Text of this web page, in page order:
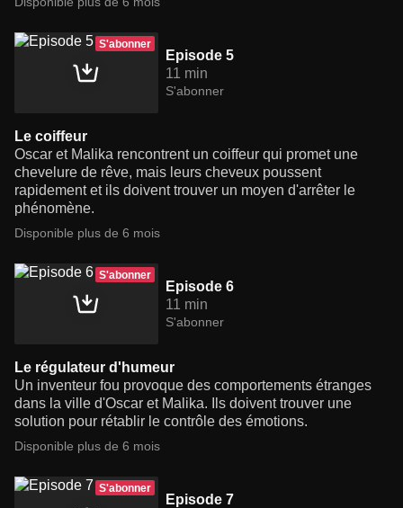
S'abonner
Episode 5
11 min
S'abonner
Le coiffeur
Oscar et Malika rencontrent un coiffeur qui promet une
chevelure de rêve, mais leurs cheveux poussent
rapidement et ils doivent trouver un moyen d'arrêter le
phénomène.
Disponible plus de 6 mois
S'abonner
Episode 6
11 min
S'abonner
Le régulateur d'humeur
Un inventeur fou provoque des comportements étranges
dans la ville d'Oscar et Malika. Ils doivent trouver une
solution pour rétablir le contrôle des émotions.
Disponible plus de 6 mois
S'abonner
Episode 7